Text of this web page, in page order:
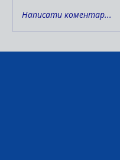
Написати коментар...